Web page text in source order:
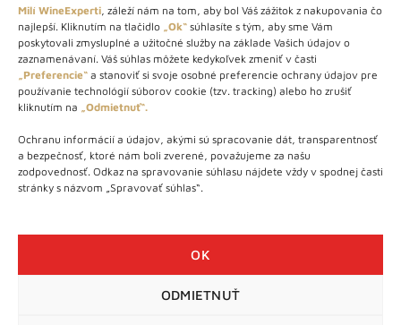
Milí WineExperti, záleží nám na tom, aby bol Váš zážitok z nakupovania čo
najlepší. Kliknutím na tlačidlo „Ok“ súhlasíte s tým, aby sme Vám
poskytovali zmysluplné a užitočné služby na základe Vašich údajov o
zaznamenávaní. Váš súhlas môžete kedykoľvek zmeniť v časti
„Preferencie“ a stanoviť si svoje osobné preferencie ochrany údajov pre
používanie technológií súborov cookie (tzv. tracking) alebo ho zrušiť
kliknutím na „Odmietnuť“.
Ochranu informácií a údajov, akými sú spracovanie dát, transparentnosť
a bezpečnosť, ktoré nám boli zverené, považujeme za našu
zodpovednosť. Odkaz na spravovanie súhlasu nájdete vždy v spodnej časti
stránky s názvom „Spravovať súhlas“.
OK
ODMIETNUŤ
O NÁS
STORE – obchod s vínom a destilátmi od roku 2010. Na našej
webovej stránke predávame viac ako 1000+ značkových
produktov.
Info tel.: +421 917 779 888
Vínotéka: +421 917 888 879
Vínotéka: Bratislavská 49/B, Bratislava 841 06